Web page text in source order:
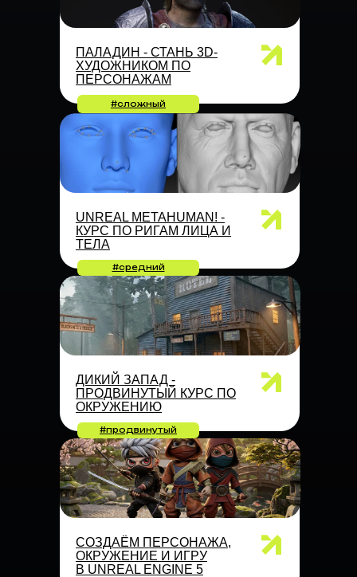
ПАЛАДИН - СТАНЬ 3D-
ХУДОЖНИКОМ ПО
ПЕРСОНАЖАМ
#сложный
UNREAL METAHUMAN! -
КУРС ПО РИГАМ ЛИЦА И
ТЕЛА
#средний
ДИКИЙ ЗАПАД -
ПРОДВИНУТЫЙ КУРС ПО
ОКРУЖЕНИЮ
#продвинутый
СОЗДАЁМ ПЕРСОНАЖА,
ОКРУЖЕНИЕ И ИГРУ
В UNREAL ENGINE 5